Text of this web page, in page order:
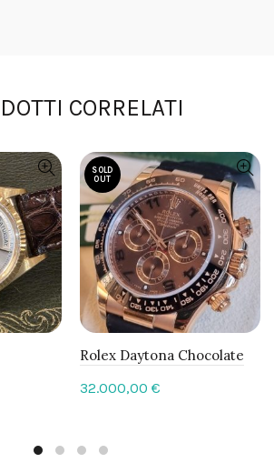
CORRELATI
SOLD
OUT
Rolex Daytona Chocolate
32.000,00 €